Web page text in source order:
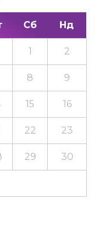
Сб Нд
1 2
8 9
15 16
22 23
29 30